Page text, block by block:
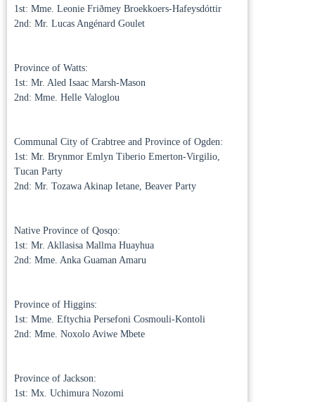
1st: Mme. Leonie Friðmey Broekkoers-Hafeysdóttir
2nd: Mr. Lucas Angénard Goulet
Province of Watts:
1st: Mr. Aled Isaac Marsh-Mason
2nd: Mme. Helle Valoglou
Communal City of Crabtree and Province of Ogden:
1st: Mr. Brynmor Emlyn Tiberio Emerton-Virgilio,
Tucan Party
2nd: Mr. Tozawa Akinap Ietane, Beaver Party
Native Province of Qosqo:
1st: Mr. Akllasisa Mallma Huayhua
2nd: Mme. Anka Guaman Amaru
Province of Higgins:
1st: Mme. Eftychia Persefoni Cosmouli-Kontoli
2nd: Mme. Noxolo Aviwe Mbete
Province of Jackson:
1st: Mx. Uchimura Nozomi